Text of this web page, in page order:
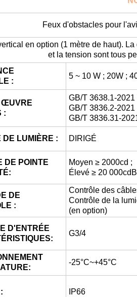
Feux d'obstacles pour
en option (1 mètre de haut).
et la tension sont tous
:
5 ~ 10 W ; 20W ;
ŒUVRE
:
GB/T 3638.1-2021
GB/T 3836.2-2021
GB/T 3836.31-
DE LUMIÈRE : DIRIGÉ
DE POINTE
Moyen ≥ 2000cd ;
Élevé ≥ 20 000cdB
DE
:
Contrôle des
Contrôle de la
(en option)
D'ENTRÉE
G3/4
-25°C~+45°C
IP66